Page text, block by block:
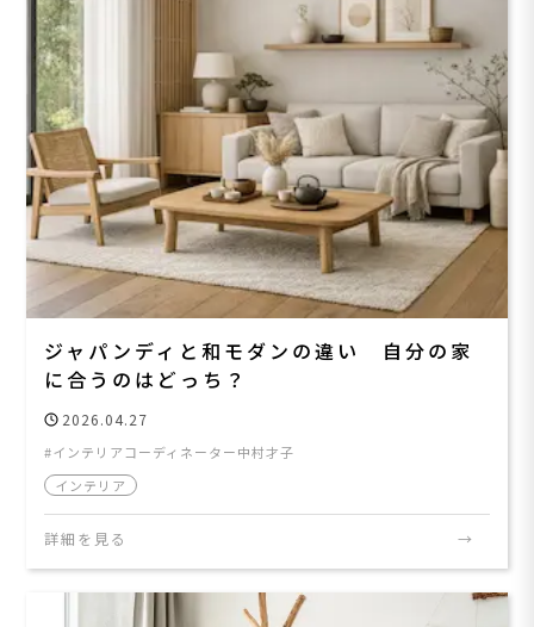
ジャパンディと和モダンの違い 自分の家
に合うのはどっち？
2026.04.27
インテリアコーディネーター中村才子
インテリア
詳細を見る